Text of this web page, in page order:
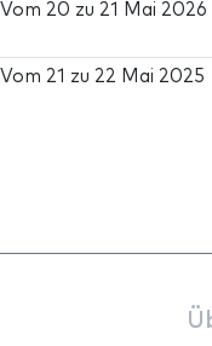
Vom 20 zu 21 Mai 2026
Vom 21 zu 22 Mai 2025